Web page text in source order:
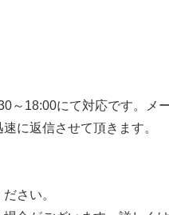
～18:00にて対応です。メ
に返信させて頂きます。
さい。